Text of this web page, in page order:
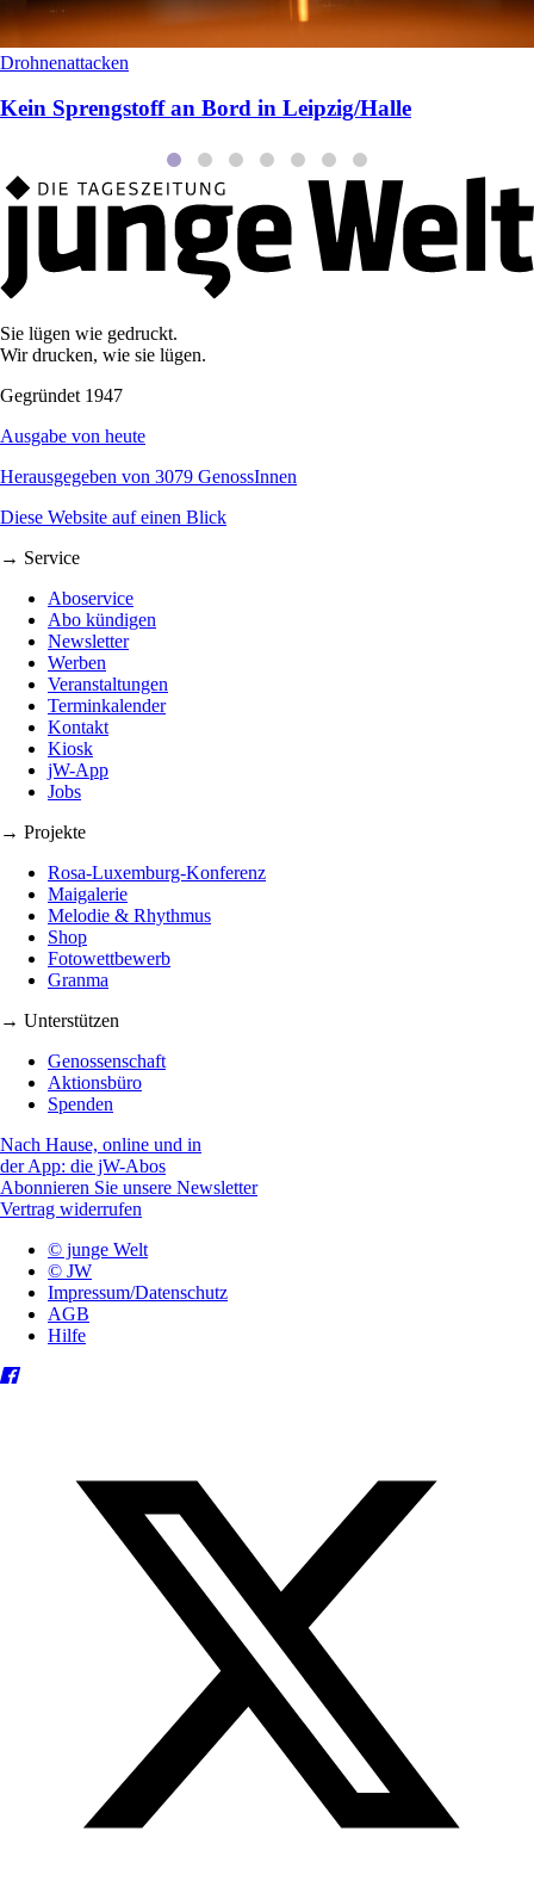
Drohnenattacken
Kein Sprengstoff an Bord in Leipzig/Halle
Sie lügen wie gedruckt.
Wir drucken, wie sie lügen.
Gegründet 1947
Ausgabe von heute
Herausgegeben von 3079 GenossInnen
Diese Website auf einen Blick
→ Service
Aboservice
Abo kündigen
Newsletter
Werben
Veranstaltungen
Terminkalender
Kontakt
Kiosk
jW-App
Jobs
→ Projekte
Rosa-Luxemburg-Konferenz
Maigalerie
Melodie & Rhythmus
Shop
Fotowettbewerb
Granma
→ Unterstützen
Genossenschaft
Aktionsbüro
Spenden
Nach Hause, online und in
der App: die jW-Abos
Abonnieren Sie unsere Newsletter
Vertrag widerrufen
© junge Welt
© JW
Impressum/Datenschutz
AGB
Hilfe